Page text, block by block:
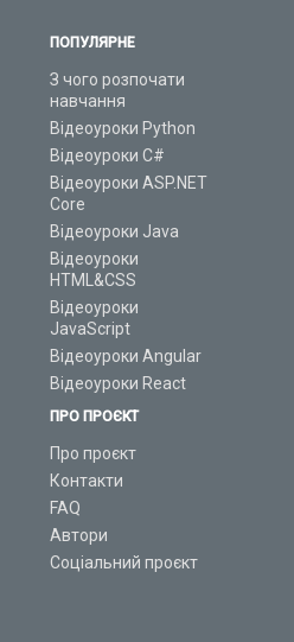
ПОПУЛЯРНЕ
З чого розпочати
навчання
Відеоуроки Python
Відеоуроки C#
Відеоуроки ASP.NET
Core
Відеоуроки Java
Відеоуроки
HTML&CSS
Відеоуроки
JavaScript
Відеоуроки Angular
Відеоуроки React
ПРО ПРОЄКТ
Про проєкт
Контакти
FAQ
Автори
Соціальний проєкт